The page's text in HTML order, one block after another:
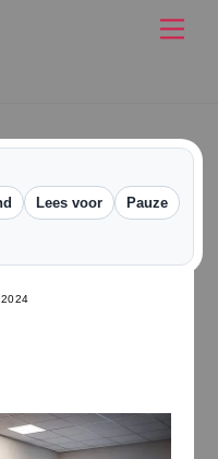
Lees voor Pauze